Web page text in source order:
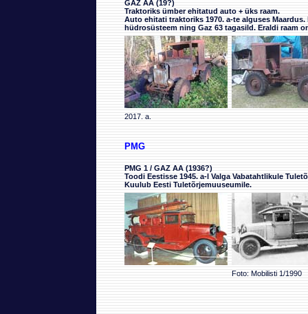
GAZ AA (19?)
Traktoriks ümber ehitatud auto + üks raam.
Auto ehitati traktoriks 1970. a-te alguses
hüdrosüsteem ning Gaz 63 tagasild. Eraldi raam
2017. a.
PMG
PMG 1 / GAZ AA (1936?)
Toodi Eestisse 1945. a-l Valga Vabatahtlikule
Kuulub Eesti Tuletõrjemuuseumile.
Foto: Mobilisti 1/1990